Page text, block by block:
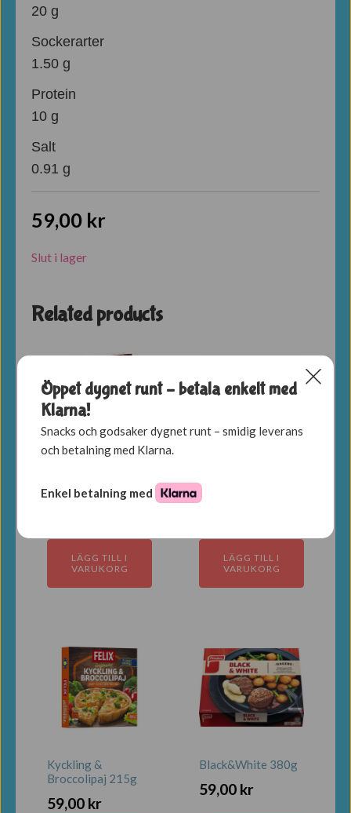
20 g
Sockerarter
1.50 g
Protein
10 g
Salt
0.91 g
59,00 kr
Slut i lager
Related products
Mozzarella 380g
LÄGG TILL I
VARUKORG
Spagetti Bolognese
420g
LÄGG TILL I
VARUKORG
Kyckling &
Broccolipaj 215g
59,00 kr
Black&White 380g
59,00 kr
Öppet dygnet runt – betala enkelt med
Klarna!
Snacks och godsaker dygnet runt – smidig leverans
och betalning med Klarna.
Enkel betalning med